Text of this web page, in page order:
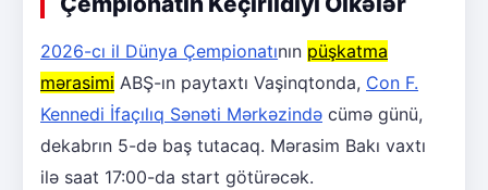
2026-cı il Dünya Çempionatının püşkatma
mərasimi ABŞ-ın paytaxtı Vaşinqtonda, Con F.
Kennedi İfaçılıq Sənəti Mərkəzində cümə günü,
dekabrın 5-də baş tutacaq. Mərasim Bakı vaxtı
ilə saat 17:00-da start götürəcək.